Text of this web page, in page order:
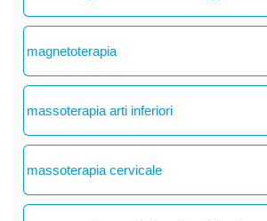
magnetoterapia
massoterapia arti inferiori
massoterapia cervicale